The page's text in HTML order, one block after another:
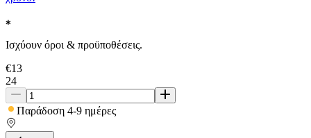
Ισχύουν όροι & προϋποθέσεις.
€13
24
Παράδοση 4-9 ημέρες